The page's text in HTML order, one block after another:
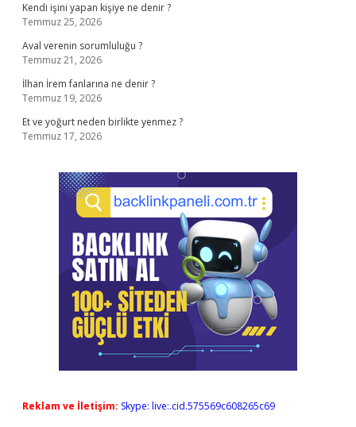
Kendi işini yapan kişiye ne denir ?
Temmuz 25, 2026
Aval verenin sorumluluğu ?
Temmuz 21, 2026
İlhan İrem fanlarına ne denir ?
Temmuz 19, 2026
Et ve yoğurt neden birlikte yenmez ?
Temmuz 17, 2026
Reklam ve İletişim: Skype: live:.cid.575569c608265c69